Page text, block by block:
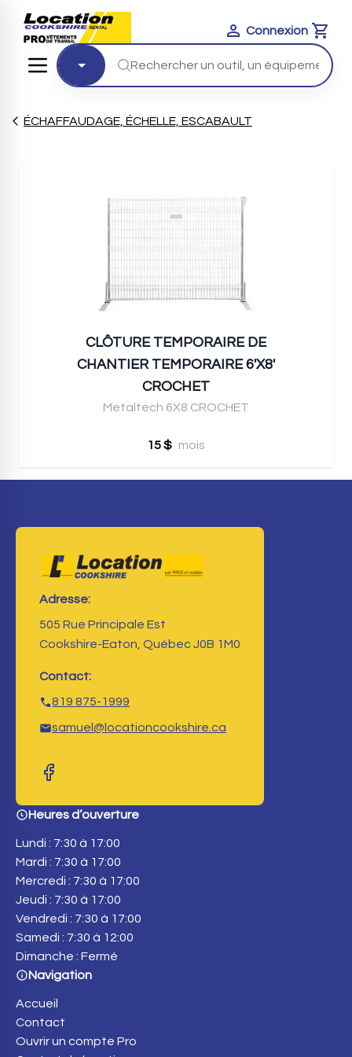
Connexion
Cart
ÉCHAFFAUDAGE, ÉCHELLE, ESCABAULT
CLÔTURE TEMPORAIRE DE
CHANTIER TEMPORAIRE 6'X8'
CROCHET
Metaltech 6X8 CROCHET
15 $ mois
Adresse:
505 Rue Principale Est
Cookshire-Eaton, Québec J0B 1M0
Contact:
819 875-1999
samuel@locationcookshire.ca
Heures d’ouverture
Lundi : 7:30 à 17:00
Mardi : 7:30 à 17:00
Mercredi : 7:30 à 17:00
Jeudi : 7:30 à 17:00
Vendredi : 7:30 à 17:00
Samedi : 7:30 à 12:00
Dimanche : Fermé
Navigation
Accueil
Contact
Ouvrir un compte Pro